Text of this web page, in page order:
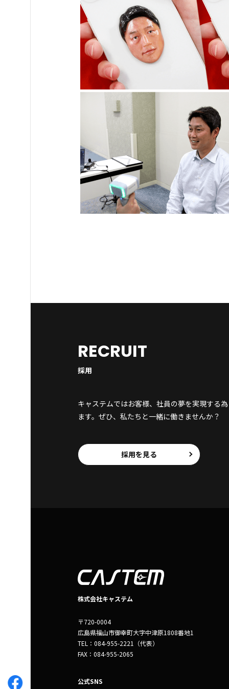
RECRUIT
採用
キャステムではお客様、社員の夢を実現する
ます。ぜひ、私たちと一緒に働きませんか？
採用を見る
株式会社キャステム
〒720-0004
広島県福山市御幸町大字中津原1808番地1
TEL：084-955-2221（代表）
FAX：084-955-2065
公式SNS